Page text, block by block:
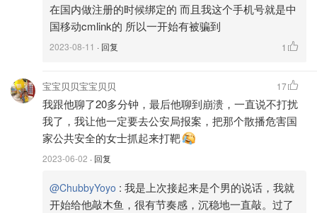
在国内做注册的时候绑定的 而且我这个手机号就是中
国移动cmlink的 所以一开始有被骗到
2023-08-11 · 回复 1
宝宝贝贝宝宝贝贝
我跟他聊了20多分钟，最后他聊到崩溃，一直说不打扰
我了，我让他一定要去公安局报案，把那个散播危害国
家公共安全的女士抓起来打靶
2023-06-02 · 回复
17
@ChubbyYoyo : 我是上次接起来是个男的说话，我就
开始给他敲木鱼，很有节奏感，沉稳地一直敲。过了